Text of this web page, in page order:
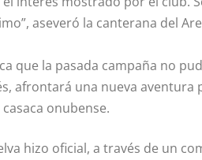
aseveró la canterana del
que la pasada campaña no
afrontará una nueva aventura
onubense.
hizo oficial, a través de un